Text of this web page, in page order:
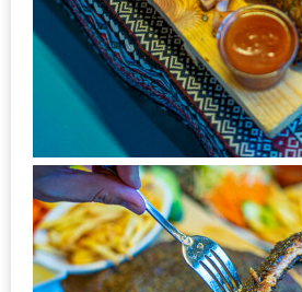
สไตล์
นิมมาน
(ดี
คอน
โด
นิม)
เชียงใหม่
ส่วนลด
พิเศษ